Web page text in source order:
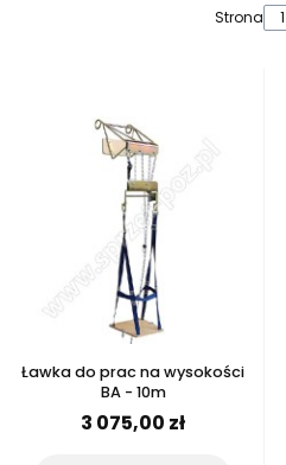
Strona
Ławka do prac na wysokości
BA - 10m
3 075,00 zł